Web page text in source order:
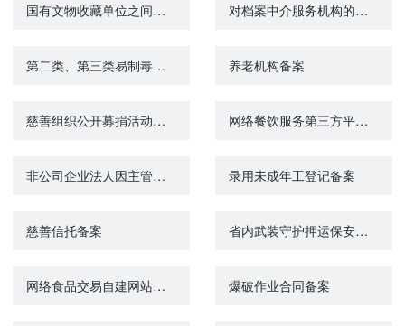
国有文物收藏单位之间因举办展览、科学研究等借用国有馆藏文物备案 对档案中介服务机构的备案
第二类、第三类易制毒化学品购买备案办理进度查询 养老机构备案
慈善组织公开募捐活动备案 网络餐饮服务第三方平台分支机构备案
非公司企业法人因主管部门改变不涉及原主要登记事项变更的备案 录用未成年工登记备案
慈善信托备案 省内武装守护押运保安服务公司查询
网络食品交易自建网站备案 爆破作业合同备案